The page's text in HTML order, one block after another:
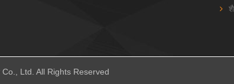
Ltd. All Rights Reserved